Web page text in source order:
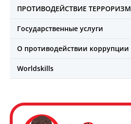
ПРОТИВОДЕЙСТВИЕ
Государственные услуги
О противодействии коррупции
Worldskills